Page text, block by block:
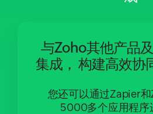
与Zoho其他产品
集成， 构建高效协
您还可以通过Zapier
5000多个应用程序